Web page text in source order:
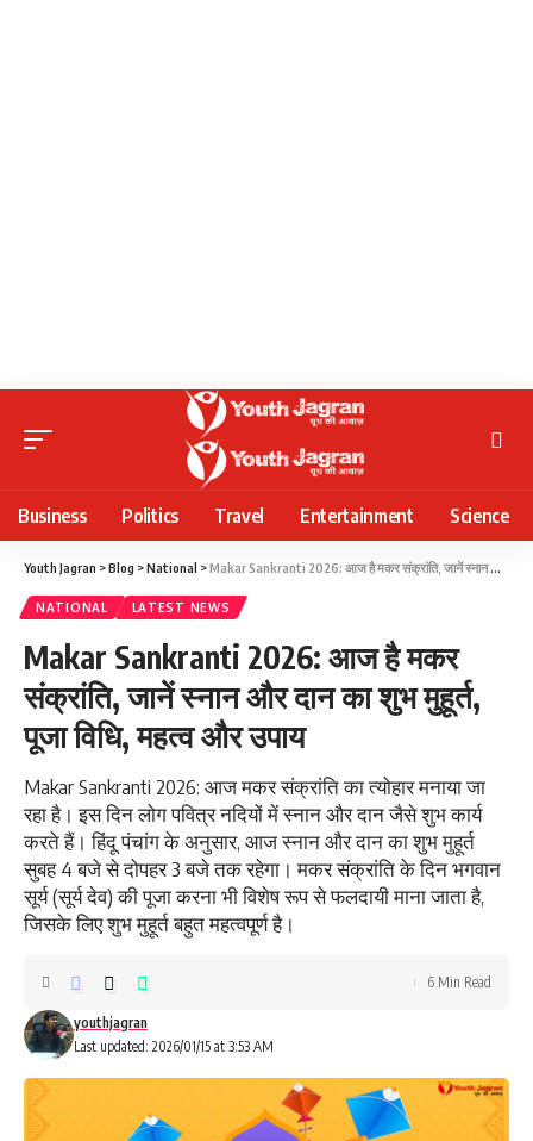
Business Politics Travel Entertainment Science
Youth Jagran >Blog >National >Makar Sankranti 2026: आज है मकर संक्रांति, जानें स्नान और दान का शुभ मुहूर्त, पूजा विधि, महत्व और उपाय
NATIONAL LATEST NEWS
Makar Sankranti 2026: आज है मकर
संक्रांति, जानें स्नान और दान का शुभ मुहूर्त,
पूजा विधि, महत्व और उपाय
Makar Sankranti 2026: आज मकर संक्रांति का त्योहार मनाया जा
रहा है। इस दिन लोग पवित्र नदियों में स्नान और दान जैसे शुभ कार्य
करते हैं। हिंदू पंचांग के अनुसार, आज स्नान और दान का शुभ मुहूर्त
सुबह 4 बजे से दोपहर 3 बजे तक रहेगा। मकर संक्रांति के दिन भगवान
सूर्य (सूर्य देव) की पूजा करना भी विशेष रूप से फलदायी माना जाता है,
जिसके लिए शुभ मुहूर्त बहुत महत्वपूर्ण है।
Last updated: 2026/01/15 at 3:53 AM
youthjagran
6 Min Read